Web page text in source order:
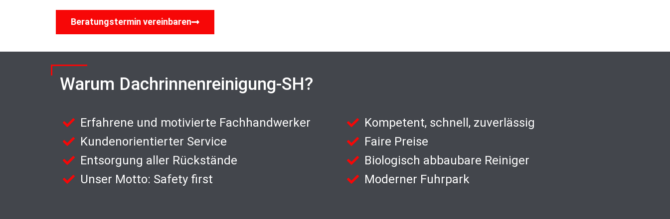
Beratungstermin vereinbaren
Warum Dachrinnenreinigung-SH?
Erfahrene und motivierte Fachhandwerker
Kundenorientierter Service
Entsorgung aller Rückstände
Unser Motto: Safety first
Kompetent, schnell, zuverlässig
Faire Preise
Biologisch abbaubare Reiniger
Moderner Fuhrpark